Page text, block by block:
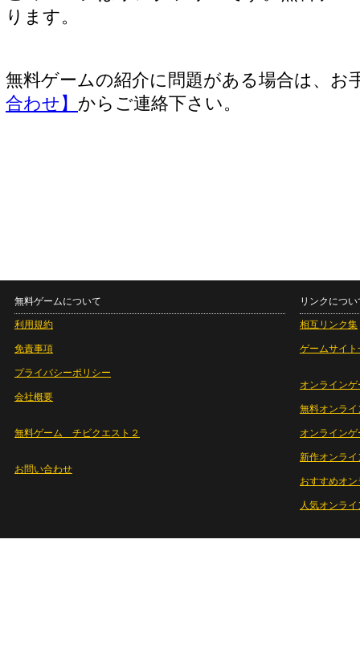
ります。
無料ゲームの紹介に問題がある場合は、お
合わせ】 からご連絡下さい。
無料ゲームについて
利用規約
免責事項
プライバシーポリシー
会社概要
無料ゲーム チビクエスト２
お問い合わせ
リンクについ
相互リンク集
ゲームサイト
オンラインゲ
無料オンライ
オンライン
新作オンライ
おすすめオ
人気オンラ